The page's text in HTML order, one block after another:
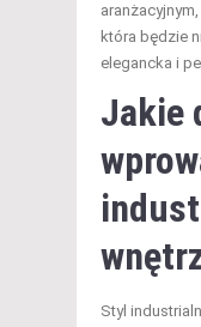
która będzie
elegancka i
Jakie
Styl